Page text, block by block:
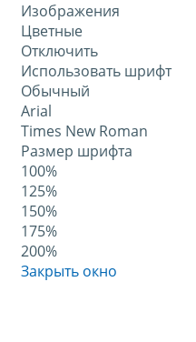
Изображения
Цветные
Отключить
Использовать шрифт
Обычный
Arial
Times New Roman
Размер шрифта
100%
125%
150%
175%
200%
Закрыть окно